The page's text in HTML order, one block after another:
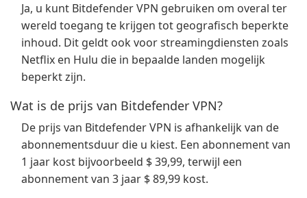
Ja, u kunt Bitdefender VPN gebruiken om overal ter
wereld toegang te krijgen tot geografisch beperkte
inhoud. Dit geldt ook voor streamingdiensten zoals
Netflix en Hulu die in bepaalde landen mogelijk
beperkt zijn.
Wat is de prijs van Bitdefender VPN?
De prijs van Bitdefender VPN is afhankelijk van de
abonnementsduur die u kiest. Een abonnement van
1 jaar kost bijvoorbeeld $ 39,99, terwijl een
abonnement van 3 jaar $ 89,99 kost.